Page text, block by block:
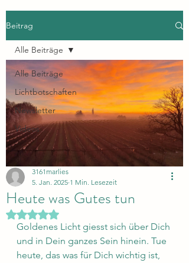
Beitrag
Alle Beiträge
Lichtbotschaften
Newsletter
Videos
Alle Beiträge
Heute was Gutes tun
3161marlies
5. Jan. 2025 1 Min. Lesezeit
Mit NaN von 5 Sternen bewertet.
Goldenes Licht giesst sich über Dich
und in Dein ganzes Sein hinein. Tue
heute, das was für Dich wichtig ist,